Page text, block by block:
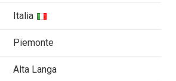
Italia
Piemonte
Alta Langa